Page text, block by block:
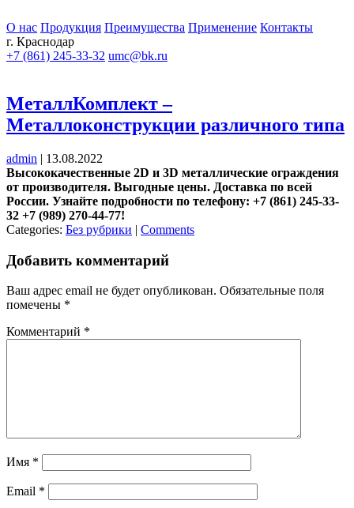
О нас Продукция Преимущества Применение Контакты
г. Краснодар
+7 (861) 245-33-32 umc@bk.ru
МеталлКомплект –
Металлоконструкции различного типа
admin | 13.08.2022
Высококачественные 2D и 3D металлические ограждения
от производителя. Выгодные цены. Доставка по всей
России. Узнайте подробности по телефону: +7 (861) 245-33-
32 +7 (989) 270-44-77!
Categories: Без рубрики | Comments
Добавить комментарий
Ваш адрес email не будет опубликован. Обязательные поля
помечены *
Комментарий *
Имя *
Email *